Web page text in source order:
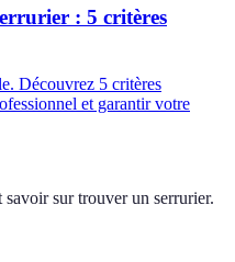
: 5 critères
Découvrez 5 critères
et garantir votre
savoir sur trouver un serrurier.